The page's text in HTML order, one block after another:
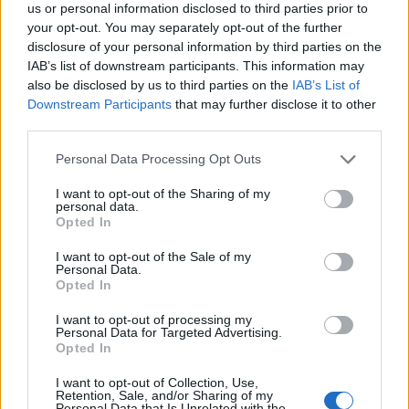
us or personal information disclosed to third parties prior to
your opt-out. You may separately opt-out of the further
disclosure of your personal information by third parties on the
IAB’s list of downstream participants. This information may
also be disclosed by us to third parties on the IAB’s List of
Downstream Participants that may further disclose it to other
Personal Data Processing Opt Outs
I want to opt-out of the Sharing of my
personal data.
Opted In
I want to opt-out of the Sale of my
Personal Data.
Opted In
I want to opt-out of processing my
Personal Data for Targeted Advertising.
Opted In
I want to opt-out of Collection, Use,
Retention, Sale, and/or Sharing of my
1.640 γεύματα σε ευάλωτες
κοινωνικά ομάδες από τους
εργαζόμενους της AstraZeneca
συνεργασία με την ΑΜΚΕ Humanity Greece,
healthstories - 16 Φεβρουαρίου 2026
Φαρμάκου φέρνει νέο μοντέλο
σύνδεσης, εκπαίδευσης και
παραγωγής
Ο γενικός διευθυντής της Πανελλήνιας Ένωσης
μιλά στο Mononews για τη στρατηγική επένδυση
της ελληνικής φαρμακοβιομηχανίας στο